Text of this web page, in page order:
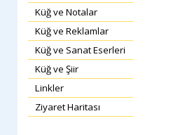
Küğ ve Notalar
Küğ ve Reklamlar
Küğ ve Sanat Eserleri
Küğ ve Şiir
Linkler
Ziyaret Haritası